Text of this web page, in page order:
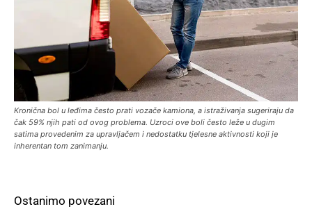
Kronična bol u leđima često prati vozače kamiona, a istraživanja sugeriraju da
čak 59% njih pati od ovog problema. Uzroci ove boli često leže u dugim
satima provedenim za upravljačem i nedostatku tjelesne aktivnosti koji je
inherentan tom zanimanju.
Ostanimo povezani